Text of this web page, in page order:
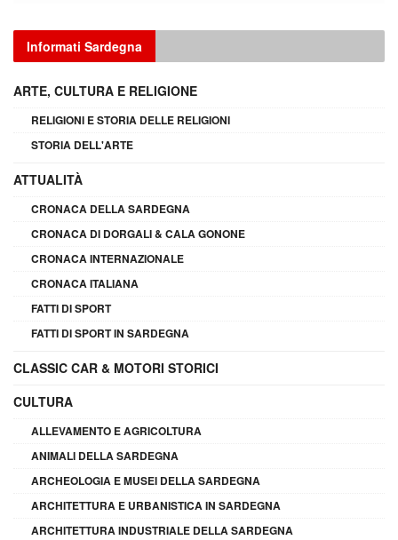
Informati Sardegna
ARTE, CULTURA E RELIGIONE
RELIGIONI E STORIA DELLE RELIGIONI
STORIA DELL'ARTE
ATTUALITÀ
CRONACA DELLA SARDEGNA
CRONACA DI DORGALI & CALA GONONE
CRONACA INTERNAZIONALE
CRONACA ITALIANA
FATTI DI SPORT
FATTI DI SPORT IN SARDEGNA
CLASSIC CAR & MOTORI STORICI
CULTURA
ALLEVAMENTO E AGRICOLTURA
ANIMALI DELLA SARDEGNA
ARCHEOLOGIA E MUSEI DELLA SARDEGNA
ARCHITETTURA E URBANISTICA IN SARDEGNA
ARCHITETTURA INDUSTRIALE DELLA SARDEGNA